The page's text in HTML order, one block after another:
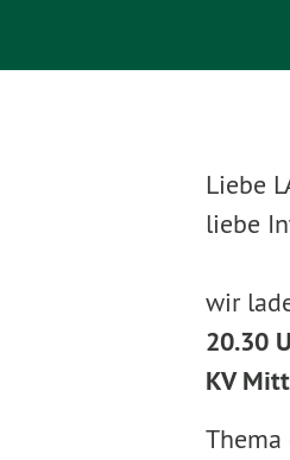
Liebe
liebe
wir
20.30
KV